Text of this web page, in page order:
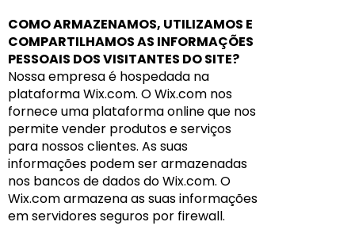
COMO ARMAZENAMOS, UTILIZAMOS E
COMPARTILHAMOS AS INFORMAÇÕES
PESSOAIS DOS VISITANTES DO SITE?
Nossa empresa é hospedada na
plataforma Wix.com. O Wix.com nos
fornece uma plataforma online que nos
permite vender produtos e serviços
para nossos clientes. As suas
informações podem ser armazenadas
nos bancos de dados do Wix.com. O
Wix.com armazena as suas informações
em servidores seguros por firewall.